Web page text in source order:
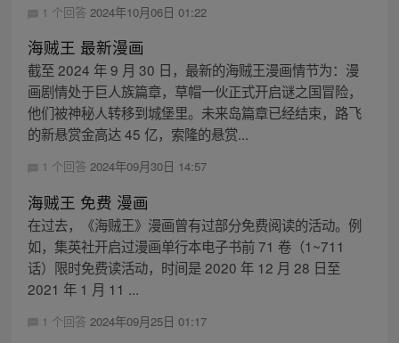
1 个回答 2024年10月06日 01:22
海贼王 最新漫画
截至 2024 年 9 月 30 日，最新的海贼王漫画情节为：漫
画剧情处于巨人族篇章，草帽一伙正式开启谜之国冒险，
他们被神秘人转移到城堡里。未来岛篇章已经结束，路飞
的新悬赏金高达 45 亿，索隆的悬赏...
1 个回答 2024年09月30日 14:57
海贼王 免费 漫画
在过去，《海贼王》漫画曾有过部分免费阅读的活动。例
如，集英社开启过漫画单行本电子书前 71 卷（1~711
话）限时免费读活动，时间是 2020 年 12 月 28 日至
2021 年 1 月 11 ...
1 个回答 2024年09月25日 01:17